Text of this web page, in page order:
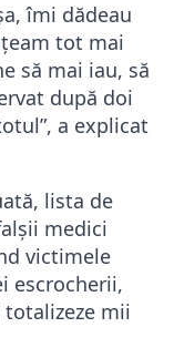
îmi dădeau
tot mai
să mai iau, să
după doi
a explicat
lista de
medici
victimele
escrocherii,
mii